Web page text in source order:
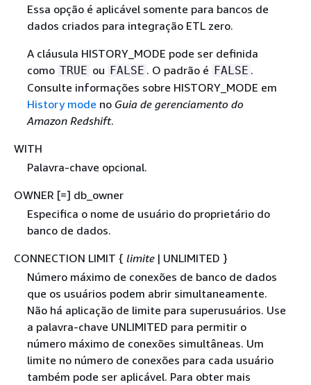
Essa opção é aplicável somente para bancos de
dados criados para integração ETL zero.
A cláusula HISTORY_MODE pode ser definida
como TRUE ou FALSE . O padrão é FALSE .
Consulte informações sobre HISTORY_MODE em
History mode no Guia de gerenciamento do
Amazon Redshift.
WITH
Palavra-chave opcional.
OWNER [=] db_owner
Especifica o nome de usuário do proprietário do
banco de dados.
CONNECTION LIMIT { limite | UNLIMITED }
Número máximo de conexões de banco de dados
que os usuários podem abrir simultaneamente.
Não há aplicação de limite para superusuários. Use
a palavra-chave UNLIMITED para permitir o
número máximo de conexões simultâneas. Um
limite no número de conexões para cada usuário
também pode ser aplicável. Para obter mais